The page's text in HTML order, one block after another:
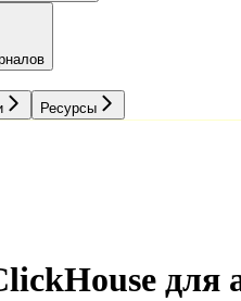
Ресурсы
для